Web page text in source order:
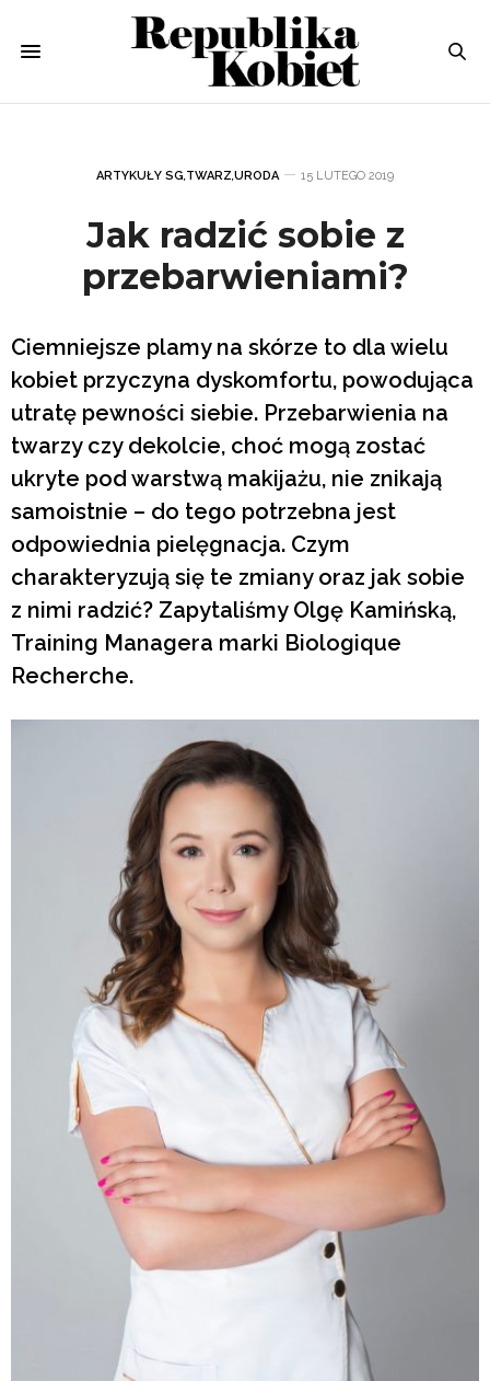
ARTYKUŁY SG,TWARZ,URODA 15 LUTEGO 2019
Jak radzić sobie z
przebarwieniami?
Ciemniejsze plamy na skórze to dla wielu
kobiet przyczyna dyskomfortu, powodująca
utratę pewności siebie. Przebarwienia na
twarzy czy dekolcie, choć mogą zostać
ukryte pod warstwą makijażu, nie znikają
samoistnie – do tego potrzebna jest
odpowiednia pielęgnacja. Czym
charakteryzują się te zmiany oraz jak sobie
z nimi radzić? Zapytaliśmy Olgę Kamińską,
Training Managera marki Biologique
Recherche.